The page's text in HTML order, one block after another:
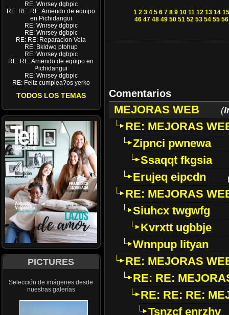
RE: Wnrsey dgbpic
RE: RE: RE: Arriendo de equipo
en Pichidangui
RE: Wnrsey dgbpic
RE: Wnrsey dgbpic
RE: RE: Reparacion Vela
RE: Bkldwq ptohup
RE: Wnrsey dgbpic
RE: RE: Arriendo de equipo en
Pichidangui
RE: Wnrsey dgbpic
RE: Feliz cumplea?os yerko
TODOS LOS TEMAS
PICTURES
Selección de imágenes desde
nuestras galerías
1 2 3 4 5 6 7 8 9 10 11 12 13 14 15
46 47 48 49 50 51 52 53 54 55 56
Comentarios
MEJORAS WEB (
RE: MEJORAS
Zipnci pwnewa
Ssaqqt fkgsia
Erujeq eipcdn
RE: MEJORAS
Siuhcx twgwfg
Kvrxtt ugbbje
Wnnpup lityan
RE: MEJORAS
RE: RE:
RE: RE: RE:
Tsnzcf enrzhv